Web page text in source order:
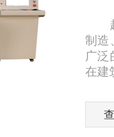
超
制造
广
在建